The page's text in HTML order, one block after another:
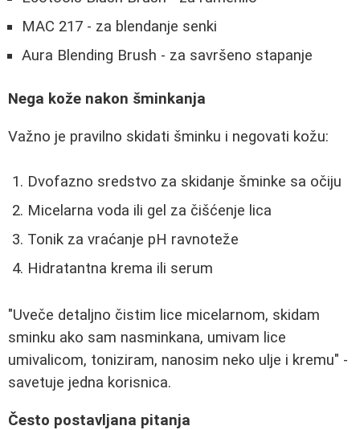
MAC 217 - za blendanje senki
Aura Blending Brush - za savršeno stapanje
Nega kože nakon šminkanja
Važno je pravilno skidati šminku i negovati kožu:
Dvofazno sredstvo za skidanje šminke sa očiju
Micelarna voda ili gel za čišćenje lica
Tonik za vraćanje pH ravnoteže
Hidratantna krema ili serum
"Uveče detaljno čistim lice micelarnom, skidam
sminku ako sam nasminkana, umivam lice
umivalicom, toniziram, nanosim neko ulje i kremu" -
savetuje jedna korisnica.
Često postavljana pitanja